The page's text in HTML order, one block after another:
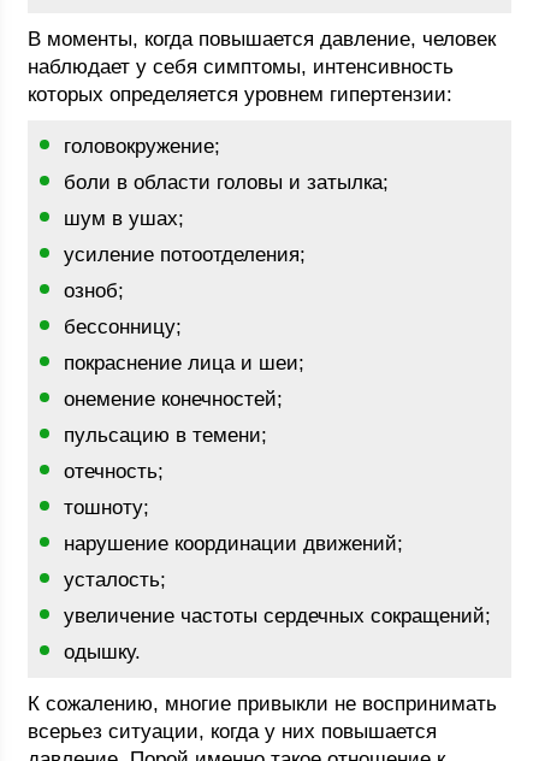
В моменты, когда повышается давление, человек
наблюдает у себя симптомы, интенсивность
которых определяется уровнем гипертензии:
головокружение;
боли в области головы и затылка;
шум в ушах;
усиление потоотделения;
озноб;
бессонницу;
покраснение лица и шеи;
онемение конечностей;
пульсацию в темени;
отечность;
тошноту;
нарушение координации движений;
усталость;
увеличение частоты сердечных сокращений;
одышку.
К сожалению, многие привыкли не воспринимать
всерьез ситуации, когда у них повышается